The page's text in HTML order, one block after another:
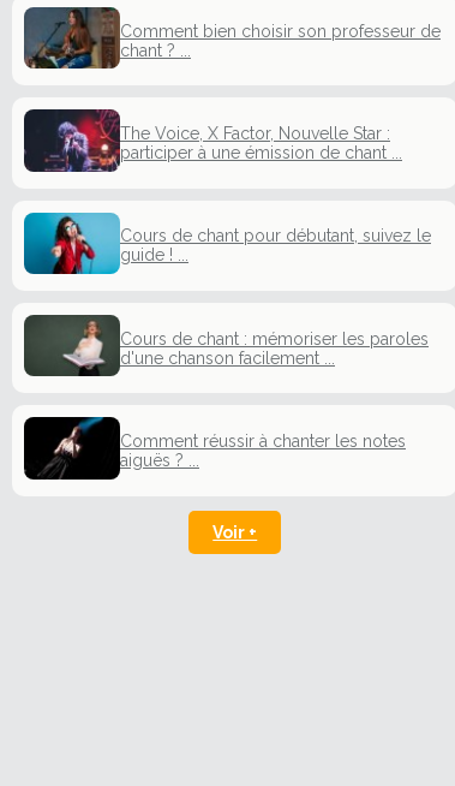
Comment bien choisir son professeur de
chant ? ...
The Voice, X Factor, Nouvelle Star :
participer à une émission de chant ...
Cours de chant pour débutant, suivez le
guide ! ...
Cours de chant : mémoriser les paroles
d'une chanson facilement ...
Comment réussir à chanter les notes
aiguës ? ...
Voir +